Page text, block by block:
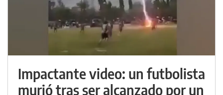
Impactante video: un futbolista
murió tras ser alcanzado por un